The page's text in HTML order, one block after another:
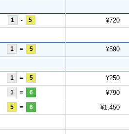
1 - 5 ¥720
1 = 5 ¥590
1 = 5 ¥250
1 = 6 ¥790
5 = 6 ¥1,450